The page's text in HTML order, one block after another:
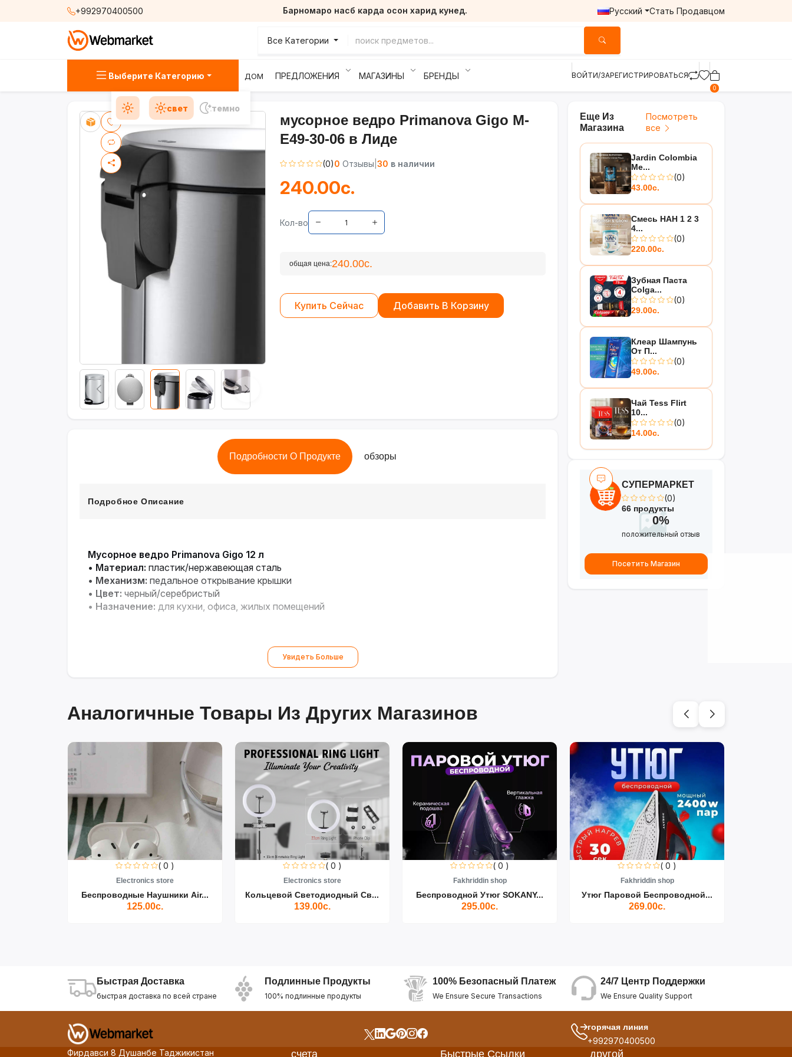
+992970400500 Барномаро насб карда осон харид кунед. Русский Стать Продавцом
Все Категории
Выберите Категорию ДОМ ПРЕДЛОЖЕНИЯ МАГАЗИНЫ БРЕНДЫ ВОЙТИ/ЗАРЕГИСТРИРОВАТЬСЯ
0
свет темно
мусорное ведро Primanova Gigo M-
E49-30-06 в Лиде
(0)0 Отзывы 30 в наличии
240.00с.
Кол-во
общая цена:240.00с.
Купить Сейчас Добавить В Корзину
Подробности О Продукте обзоры
Подробное Описание
Мусорное ведро Primanova Gigo 12 л
• Материал: пластик/нержавеющая сталь
• Механизм: педальное открывание крышки
• Цвет: черный/серебристый
• Назначение: для кухни, офиса, жилых помещений
Увидеть Больше
Еще Из
Магазина
Посмотреть
все
Jardin Colombia
Me...
(0)
43.00с.
Смесь НАН 1 2 3
4...
(0)
220.00с.
Зубная Паста
Colga...
(0)
29.00с.
Клеар Шампунь
От П...
(0)
49.00с.
Чай Tess Flirt
10...
(0)
14.00с.
СУПЕРМАРКЕТ
(0)
66 продукты
0%
положительный отзыв
Посетить Магазин
Аналогичные Товары Из Других Магазинов
( 0 )
Electronics store
Беспроводные Наушники Air...
125.00с.
( 0 )
Electronics store
Кольцевой Светодиодный Св...
139.00с.
( 0 )
Fakhriddin shop
Беспроводной Утюг SOKANY...
295.00с.
( 0 )
Fakhriddin shop
Утюг Паровой Беспроводной...
269.00с.
Быстрая Доставка
быстрая доставка по всей стране
Подлинные Продукты
100% подлинные продукты
100% Безопасный Платеж
We Ensure Secure Transactions
24/7 Центр Поддержки
We Ensure Quality Support
горячая линия
+992970400500
Фирдавси 8 Душанбе Таджикистан
счета Быстрые Ссылки другой